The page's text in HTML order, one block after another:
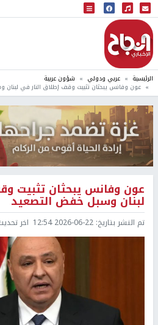
البث المباشر
إذاعة النجاح
الرئيسية عربي ودولي شؤون عربية
عون وفانس يبحثان تثبيت وقف إطلاق النار في
عون وفانس يبحثان تثبيت
لبنان وسبل خفض التصعيد
تم النشر بتاريخ: 2026-06-22 12:54 اخر